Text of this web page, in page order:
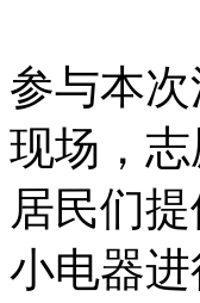
参与本
现场，
居民们
小电器